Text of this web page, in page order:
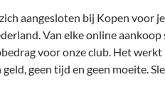
aangesloten bij Kopen voor
Van elke online
voor onze club. Het
geld, geen tijd en geen moeite.